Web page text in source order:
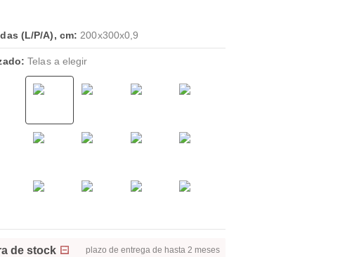
(L/P/A), cm: 200x300x0,9
Telas a elegir
de stock plazo de entrega de hasta 2 meses